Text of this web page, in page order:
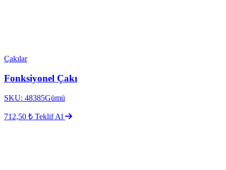
Çakılar
Fonksiyonel Çakı
SKU: 48385Gümü
712,50 ₺ Teklif Al